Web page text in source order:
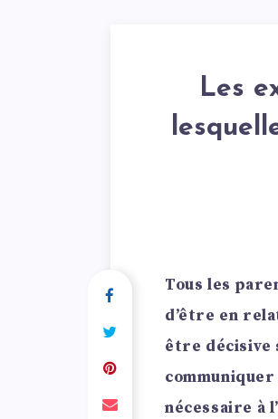
Les
Tous les
d’être en
être décisive
nécessaire à